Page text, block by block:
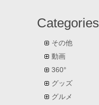
Categories
その他
動画
360°
グッズ
グルメ